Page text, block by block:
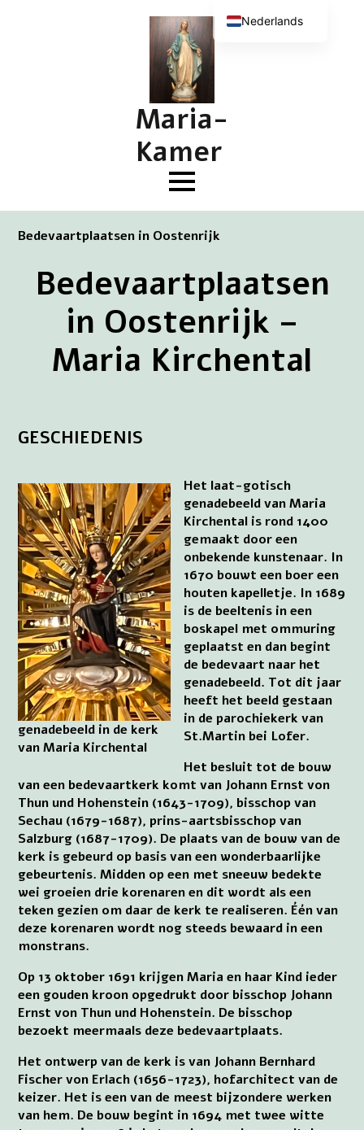
Maria-
Kamer
Bedevaartplaatsen in Oostenrijk
Bedevaartplaatsen
in Oostenrijk –
Maria Kirchental
GESCHIEDENIS
genadebeeld in de kerk
van Maria Kirchental
Het laat-gotisch
genadebeeld van Maria
Kirchental is rond 1400
gemaakt door een
onbekende kunstenaar. In
1670 bouwt een boer een
houten kapelletje. In 1689
is de beeltenis in een
boskapel met ommuring
geplaatst en dan begint
de bedevaart naar het
genadebeeld. Tot dit jaar
heeft het beeld gestaan
in de parochiekerk van
St.Martin bei Lofer.
Het besluit tot de bouw
van een bedevaartkerk komt van Johann Ernst von
Thun und Hohenstein (1643-1709), bisschop van
Sechau (1679-1687), prins-aartsbisschop van
Salzburg (1687-1709). De plaats van de bouw van de
kerk is gebeurd op basis van een wonderbaarlijke
gebeurtenis. Midden op een met sneeuw bedekte
wei groeien drie korenaren en dit wordt als een
teken gezien om daar de kerk te realiseren. Één van
deze korenaren wordt nog steeds bewaard in een
monstrans.
Op 13 oktober 1691 krijgen Maria en haar Kind ieder
een gouden kroon opgedrukt door bisschop Johann
Ernst von Thun und Hohenstein. De bisschop
bezoekt meermaals deze bedevaartplaats.
Het ontwerp van de kerk is van Johann Bernhard
Fischer von Erlach (1656-1723), hofarchitect van de
keizer. Het is een van de meest bijzondere werken
van hem. De bouw begint in 1694 met twee witte
Nederlands